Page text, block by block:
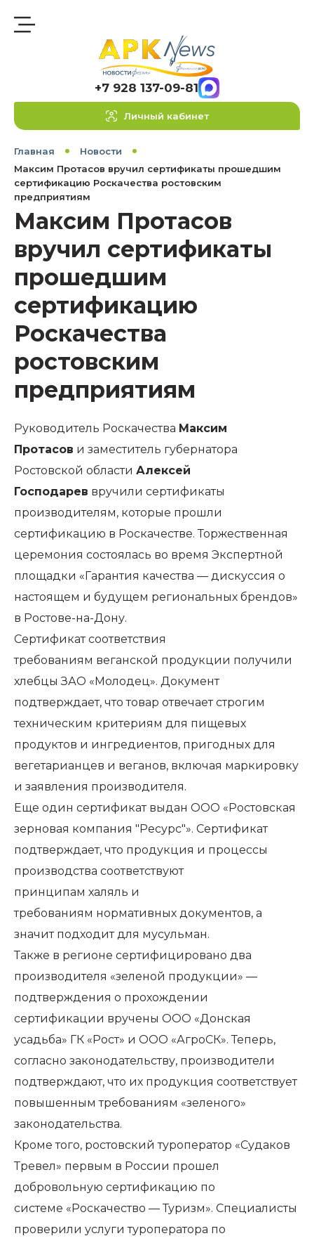
+7 928 137-09-81
Личный кабинет
Главная
Новости
Максим Протасов вручил сертификаты прошедшим
сертификацию Роскачества ростовским
предприятиям
Максим Протасов
вручил сертификаты
прошедшим
сертификацию
Роскачества
ростовским
предприятиям
Руководитель Роскачества Максим
Протасов и заместитель губернатора
Ростовской области Алексей
Господарев вручили сертификаты
производителям, которые прошли
сертификацию в Роскачестве. Торжественная
церемония состоялась во время Экспертной
площадки «Гарантия качества — дискуссия о
настоящем и будущем региональных брендов»
в Ростове-на-Дону.
Сертификат соответствия
требованиям веганской продукции получили
хлебцыЗАО «Молодец». Документ
подтверждает, что товар отвечает строгим
техническим критериям для пищевых
продуктов и ингредиентов, пригодных для
вегетарианцев и веганов, включая маркировку
и заявления производителя.
Еще один сертификат выдан ООО «Ростовская
зерновая компания "Ресурс"». Сертификат
подтверждает, что продукция и процессы
производства соответствуют
принципам халяль и
требованиям нормативных документов, а
значит подходит для мусульман.
Также в регионе сертифицировано два
производителя «зеленой продукции» —
подтверждения о прохождении
сертификации вручены ООО «Донская
усадьба» ГК «Рост» и ООО «АгроСК». Теперь,
согласно законодательству, производители
подтверждают, что их продукция соответствует
повышенным требованиям «зеленого»
законодательства.
Кроме того, ростовский туроператор «Судаков
Тревел» первым в России прошел
добровольную сертификацию по
системе «Роскачество — Туризм». Специалисты
проверили услуги туроператора по